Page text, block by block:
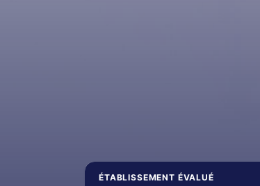
ÉTABLISSEMENT ÉVALUÉ